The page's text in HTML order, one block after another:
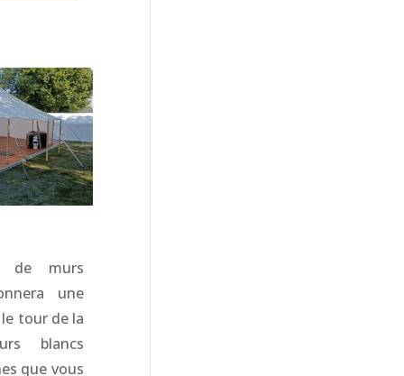
de murs
une
tour de la
blancs
que vous